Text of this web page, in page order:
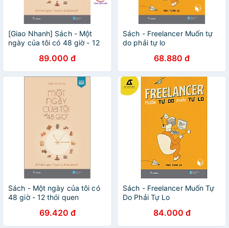
[Giao Nhanh] Sách - Một
ngày của tôi có 48 giờ - 12
balanced” [SkyBooks]
89.000 đ
Sách - Freelancer Muốn tự
do phải tự lo
68.880 đ
Sách - Một ngày của tôi có
48 giờ - 12 thói quen
69.420 đ
Sách - Freelancer Muốn Tự
Do Phải Tự Lo
84.000 đ